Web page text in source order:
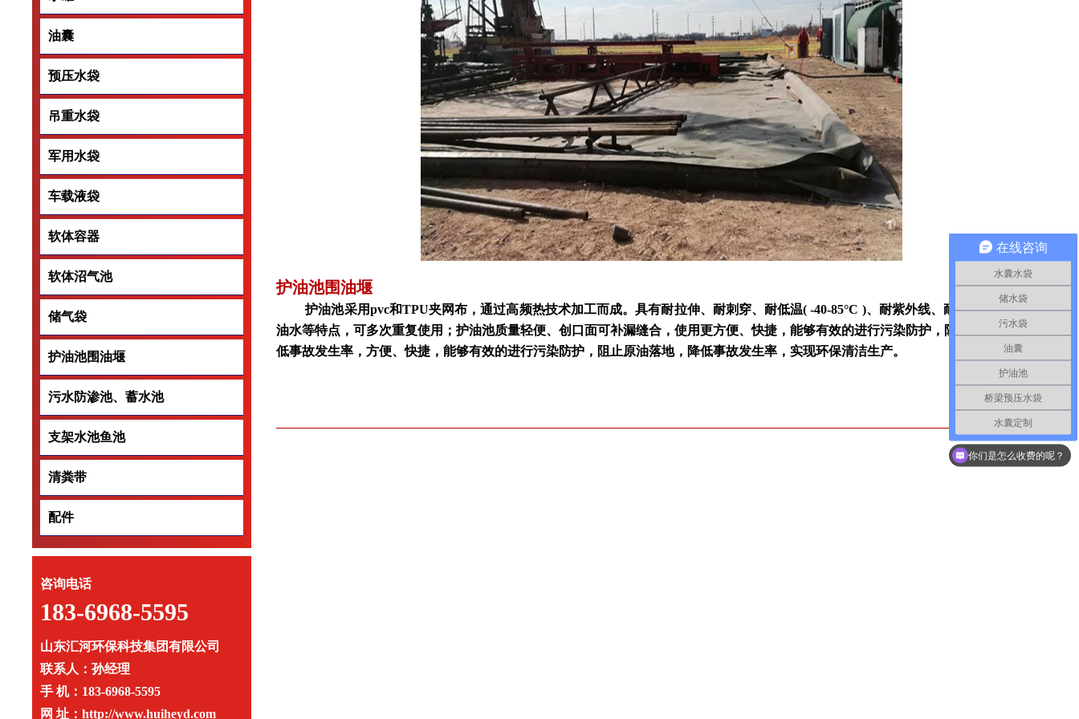
油囊
预压水袋
吊重水袋
军用水袋
车载液袋
软体容器
软体沼气池 软体沼气池
储气袋
护油池围油堰 护油池围油堰
污水防渗池、蓄水池
支架水池鱼池
清粪带
配件
咨询电话
183-6968-5595
山东汇河环保科技集团有限公司
联系人：孙经理
手 机：183-6968-5595
网 址：http://www.huiheyd.com
护油池围油堰
护油池采用pvc和TPU夹网布，通过高频热技术加工而成。具有耐拉伸、耐刺穿、耐低温( -40-85°C )、耐紫外线、耐弱酸碱腐蚀及耐
油水等特点，可多次重复使用；护油池质量轻便、创口面可补漏缝合，使用更方便、快捷，能够有效的进行污染防护，阻止原油落地，降
低事故发生率，方便、快捷，能够有效的进行污染防护，阻止原油落地，降低事故发生率，实现环保清洁生产。
在线咨询
水囊水袋
储水袋
污水袋
油囊
护油池
桥梁预压水袋
水囊定制
现在有优惠活动么？